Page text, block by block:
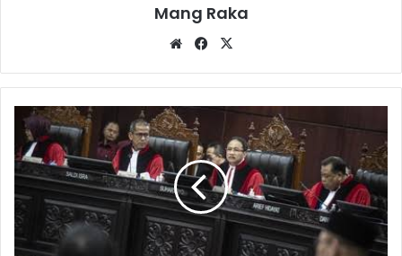
Mang Raka
WebsiteFacebook
MK
juga
Akan
Memanggil
Empat
Menteri
untuk
Didengar